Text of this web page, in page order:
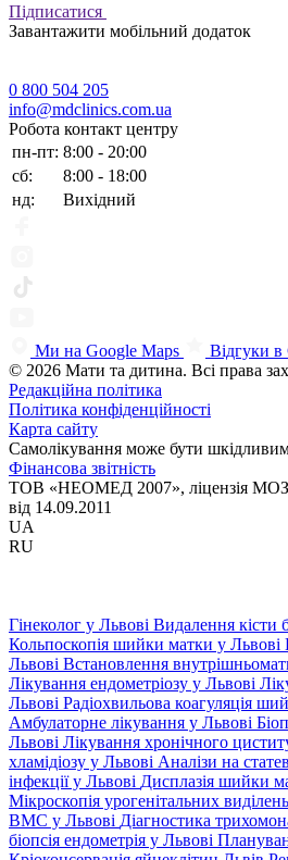
Підписатися
Завантажити мобільний додаток
0 800 504 205
info@mdclinics.com.ua
Робота контакт центру
пн-пт: 8:00 - 20:00
сб:
8:00 - 18:00
нд:
Вихідний
Ми на Google Maps
Відгуки в
© 2026 Мати та дитина. Всі права
Редакційна політика
Політика конфіденційності
Карта сайту
Самолікування може бути
Фінансова звітність
ТОВ «НЕОМЕД 2007», ліцензія МОЗ
від 14.09.2011
UA
RU
Гінеколог у Львові Видалення кісти
Кольпоскопія шийки матки у Львові
Львові Встановлення
Лікування ендометріозу у Львові
Львові Радіохвильова коагуляція
Амбулаторне лікування у Львові
Львові Лікування хронічного
хламідіозу у Львові Аналізи на
інфекції у Львові Дисплазія шийки
Мікроскопія урогенітальних
ВМС у Львові Діагностика
біопсія ендометрія у Львові